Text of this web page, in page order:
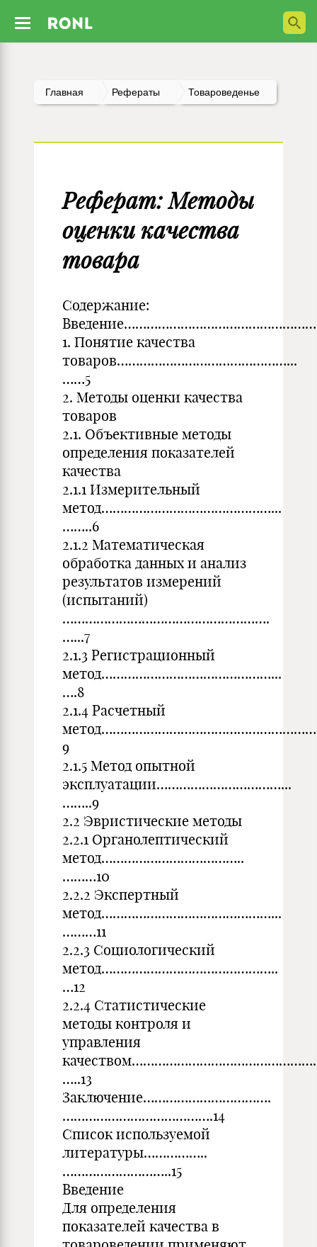
Главная Рефераты Товароведенье
Реферат: Методы
оценки качества
товара
Содержание:
1. Понятие качества
товаров………………………………………...
……5
2. Методы оценки качества
товаров
2.1. Объективные методы
определения показателей
качества
2.1.1 Измерительный
метод………………………………………...
……..6
2.1.2 Математическая
обработка данных и анализ
результатов измерений
(испытаний)
……………………………………………….
…...7
2.1.3 Регистрационный
метод………………………………………...
….8
2.1.4 Расчетный
9
2.1.5 Метод опытной
эксплуатации……………………………...
……..9
2.2 Эвристические методы
2.2.1 Органолептический
метод………………………………..
………10
2.2.2 Экспертный
метод………………………………………...
………11
2.2.3 Социологический
метод………………………………………..
…12
2.2.4 Статистические
методы контроля и
управления
…..13
Заключение…………………………….
………………………………….14
Список используемой
литературы……………..
………………………..15
Введение
Для определения
показателей качества в